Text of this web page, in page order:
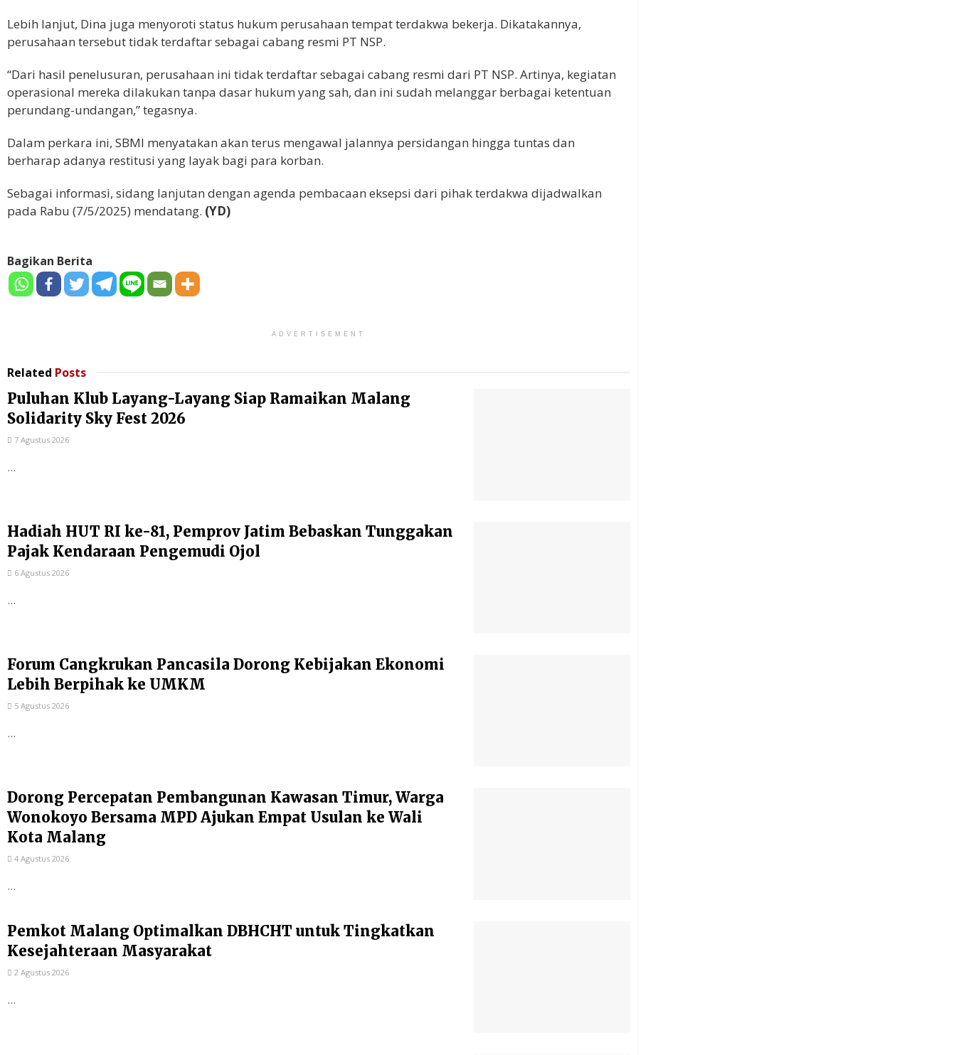
Lebih lanjut, Dina juga menyoroti status hukum perusahaan tempat terdakwa bekerja. Dikatakannya,
perusahaan tersebut tidak terdaftar sebagai cabang resmi PT NSP.
“Dari hasil penelusuran, perusahaan ini tidak terdaftar sebagai cabang resmi dari PT NSP. Artinya, kegiatan
operasional mereka dilakukan tanpa dasar hukum yang sah, dan ini sudah melanggar berbagai ketentuan
perundang-undangan,” tegasnya.
Dalam perkara ini, SBMI menyatakan akan terus mengawal jalannya persidangan hingga tuntas dan
berharap adanya restitusi yang layak bagi para korban.
Sebagai informasi, sidang lanjutan dengan agenda pembacaan eksepsi dari pihak terdakwa dijadwalkan
pada Rabu (7/5/2025) mendatang. (YD)
Bagikan Berita
ADVERTISEMENT
Related Posts
Puluhan Klub Layang-Layang Siap Ramaikan Malang
Solidarity Sky Fest 2026
7 Agustus 2026
...
Hadiah HUT RI ke-81, Pemprov Jatim Bebaskan Tunggakan
Pajak Kendaraan Pengemudi Ojol
6 Agustus 2026
...
Forum Cangkrukan Pancasila Dorong Kebijakan Ekonomi
Lebih Berpihak ke UMKM
5 Agustus 2026
...
Dorong Percepatan Pembangunan Kawasan Timur, Warga
Wonokoyo Bersama MPD Ajukan Empat Usulan ke Wali
Kota Malang
4 Agustus 2026
...
Pemkot Malang Optimalkan DBHCHT untuk Tingkatkan
Kesejahteraan Masyarakat
2 Agustus 2026
...